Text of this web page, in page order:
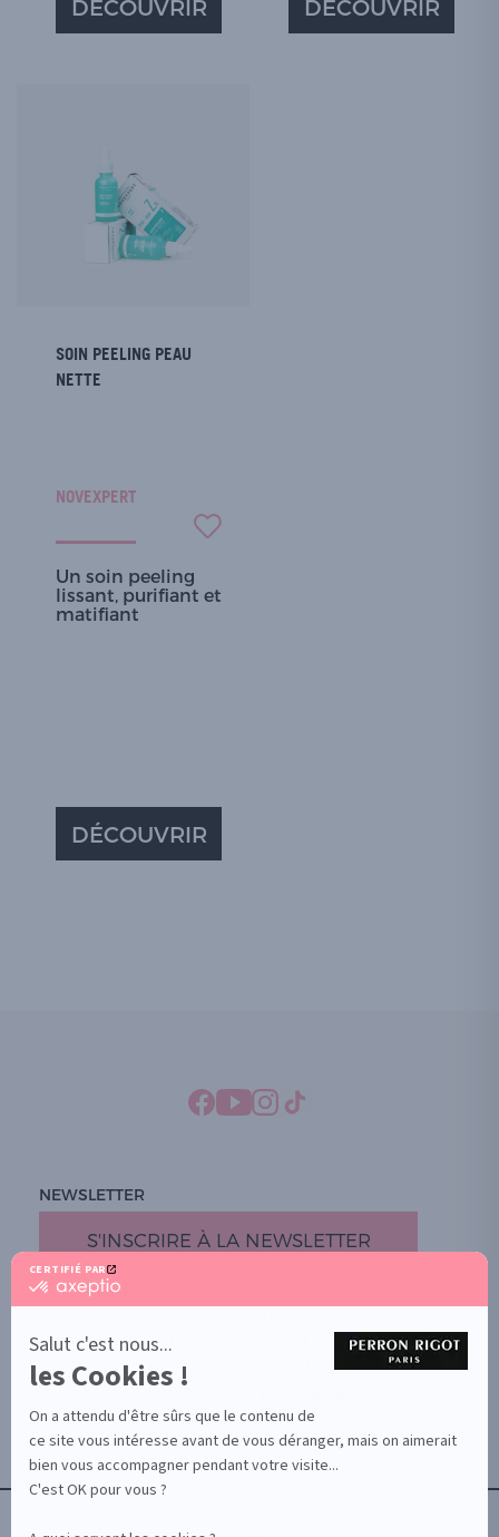
CERTIFIÉ PAR
certifié
En
savoir
plus
sur
Axeptio
Salut c'est nous...
les Cookies !
On a attendu d'être sûrs que le contenu de
ce site vous intéresse avant de vous déranger, mais on aimerait
bien vous accompagner pendant votre visite...
C'est OK pour vous ?
DÉCOUVRIR DÉCOUVRIR
SOIN PEELING PEAU
NETTE
NOVEXPERT
Un soin peeling
lissant, purifiant et
matifiant
DÉCOUVRIR
NEWSLETTER
S'INSCRIRE À LA NEWSLETTER
BOUTIQUE PARTICULIERS
AIDE / FAQ
CONTACT
CGU/CGV